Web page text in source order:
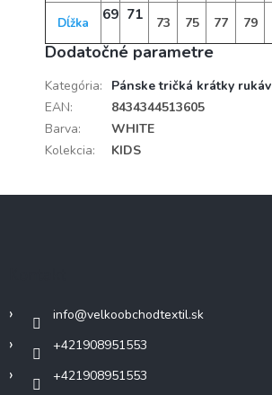
Dĺžka 69 71 73 75 77 79
Dodatočné parametre
Kategória:
Pánske tričká krátky rukáv
EAN:
8434344513605
Barva:
WHITE
Kolekcia: KIDS
info@velkoobchodtextil.sk
+421908951553
+421908951553